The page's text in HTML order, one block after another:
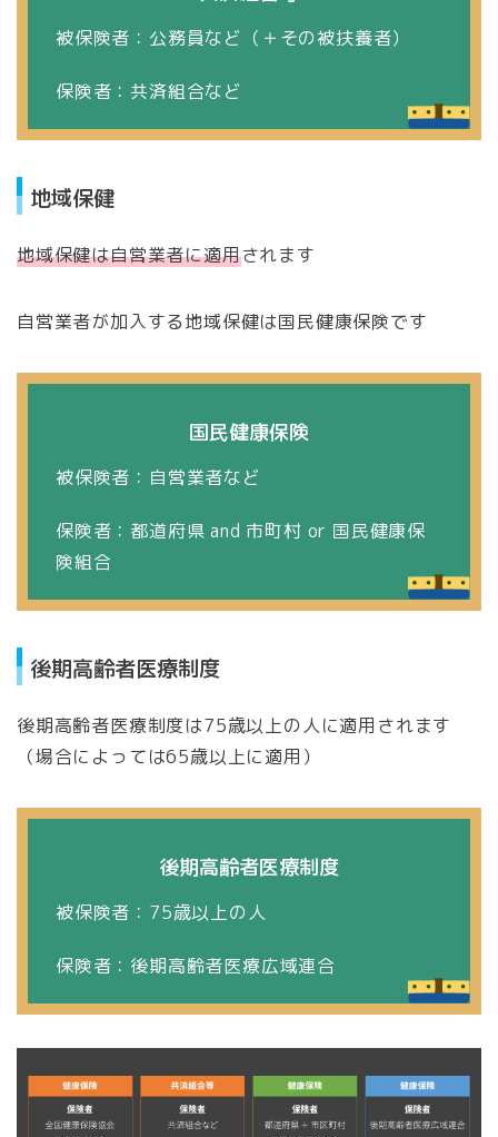
被保険者：公務員など（＋その被扶養者）
保険者：共済組合など
地域保健
地域保健は自営業者に適用されます
自営業者が加入する地域保健は国民健康保険です
国民健康保険
被保険者：自営業者など
保険者：都道府県 and 市町村 or 国民健康保
険組合
後期高齢者医療制度
後期高齢者医療制度は75歳以上の人に適用されます
（場合によっては65歳以上に適用）
後期高齢者医療制度
被保険者：75歳以上の人
保険者：後期高齢者医療広域連合